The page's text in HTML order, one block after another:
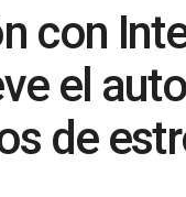
con
el
de